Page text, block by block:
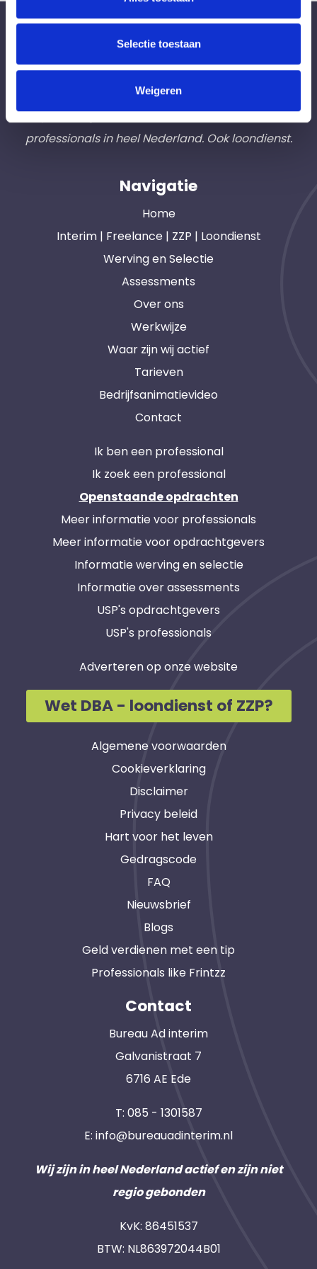
Selectie toestaan
Weigeren
Bureau Ad Interim ®
Professionals likeFrintzz
Hét interim bemiddelingsbureau voor
opdrachtgevers en interim, freelance en ZZP
professionals in heel Nederland. Ook loondienst.
Navigatie
Home
Interim | Freelance | ZZP | Loondienst
Werving en Selectie
Assessments
Over ons
Werkwijze
Waar zijn wij actief
Tarieven
Bedrijfsanimatievideo
Contact
Ik ben een professional
Ik zoek een professional
Openstaande opdrachten
Meer informatie voor professionals
Meer informatie voor opdrachtgevers
Informatie werving en selectie
Informatie over assessments
USP's opdrachtgevers
USP's professionals
Adverteren op onze website
Wet DBA - loondienst of ZZP?
Algemene voorwaarden
Cookieverklaring
Disclaimer
Privacy beleid
Hart voor het leven
Gedragscode
FAQ
Nieuwsbrief
Blogs
Geld verdienen met een tip
Professionals like Frintzz
Contact
Bureau Ad interim
Galvanistraat 7
6716 AE Ede
T: 085 - 1301587
E: info@bureauadinterim.nl
Wij zijn in heel Nederland actief en zijn niet
regio gebonden
KvK: 86451537
BTW: NL863972044B01